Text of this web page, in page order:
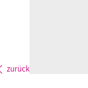
zurück